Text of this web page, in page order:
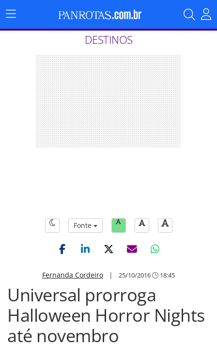
Menu
Principal
DESTINOS
Fonte
Fernanda Cordeiro | 25/10/2016 18:45
Universal prorroga
Halloween Horror Nights
até novembro